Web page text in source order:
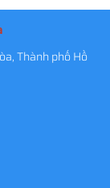
Thành phố Hồ